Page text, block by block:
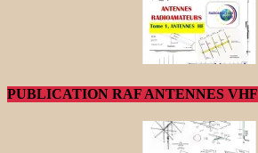
PUBLICATION RAF ANTENNES VHF